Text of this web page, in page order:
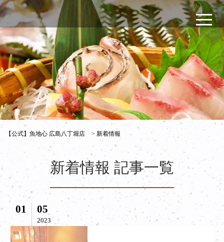
【公式】魚地心 広島八丁堀店 >新着情報
新着情報 記事一覧
01 05
2023